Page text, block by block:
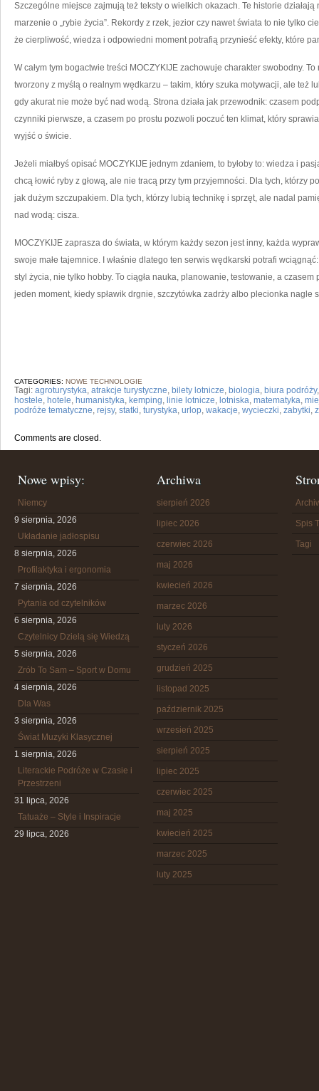
Szczególne miejsce zajmują też teksty o wielkich okazach. Te historie
marzenie o „rybie życia”. Rekordy z rzek, jezior czy nawet świata to nie tylko
że cierpliwość, wiedza i odpowiedni moment potrafią przynieść efekty, które
W całym tym bogactwie treści MOCZYKIJE zachowuje charakter swobodny.
tworzony z myślą o realnym wędkarzu – takim, który szuka motywacji, ale też
gdy akurat nie może być nad wodą. Strona działa jak przewodnik: czasem
czynniki pierwsze, a czasem po prostu pozwoli poczuć ten klimat, który
wyjść o świcie.
Jeżeli miałbyś opisać MOCZYKIJE jednym zdaniem, to byłoby to: wiedza i
chcą łowić ryby z głową, ale nie tracą przy tym przyjemności. Dla tych, którzy
jak dużym szczupakiem. Dla tych, którzy lubią technikę i sprzęt, ale nadal
nad wodą: cisza.
MOCZYKIJE zaprasza do świata, w którym każdy sezon jest inny, każda
swoje małe tajemnice. I właśnie dlatego ten serwis wędkarski potrafi
styl życia, nie tylko hobby. To ciągła nauka, planowanie, testowanie, a
jeden moment, kiedy spławik drgnie, szczytówka zadrży albo plecionka nagle
CATEGORIES: NOWE TECHNOLOGIE
Tagi: agroturystyka, atrakcje turystyczne, bilety lotnicze, biologia, biura podróży
hostele, hotele, humanistyka, kemping, linie lotnicze, lotniska, matematyka,
podróże tematyczne, rejsy, statki, turystyka, urlop, wakacje, wycieczki, zabytki,
Comments are closed.
Nowe wpisy:
Niemcy
9 sierpnia, 2026
Układanie jadłospisu
8 sierpnia, 2026
Profilaktyka i ergonomia
7 sierpnia, 2026
Pytania od czytelników
6 sierpnia, 2026
Czytelnicy Dzielą się Wiedzą
5 sierpnia, 2026
Zrób To Sam – Sport w Domu
4 sierpnia, 2026
Dla Was
3 sierpnia, 2026
Świat Muzyki Klasycznej
1 sierpnia, 2026
Literackie Podróże w Czasie i
Przestrzeni
31 lipca, 2026
Tatuaże – Style i Inspiracje
29 lipca, 2026
Archiwa
sierpień 2026
lipiec 2026
czerwiec 2026
maj 2026
kwiecień 2026
marzec 2026
luty 2026
styczeń 2026
grudzień 2025
listopad 2025
październik 2025
wrzesień 2025
sierpień 2025
lipiec 2025
czerwiec 2025
maj 2025
kwiecień 2025
marzec 2025
luty 2025
Spis
Tagi